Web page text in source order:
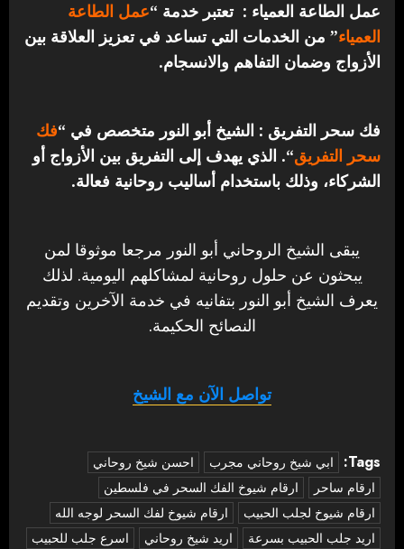
عمل الطاعة العمياء : تعتبر خدمة “عمل الطاعة
العمياء” من الخدمات التي تساعد في تعزيز العلاقة بين
الأزواج وضمان التفاهم والانسجام.
فك سحر التفريق : الشيخ أبو النور متخصص في “فك
سحر التفريق“. الذي يهدف إلى التفريق بين الأزواج أو
الشركاء، وذلك باستخدام أساليب روحانية فعالة.
يبقى الشيخ الروحاني أبو النور مرجعا موثوقا لمن
يبحثون عن حلول روحانية لمشاكلهم اليومية. لذلك
يعرف الشيخ أبو النور بتفانيه في خدمة الآخرين وتقديم
النصائح الحكيمة.
تواصل الآن مع الشيخ
Tags: ‏ابي شيخ روحاني مجرب
احسن شيخ روحاني
ارقام ساحر
ارقام شيوخ الفك السحر في فلسطين
ارقام شيوخ لجلب الحبيب
ارقام شيوخ لفك السحر لوجه الله
اريد جلب الحبيب بسرعة
اريد شيخ روحاني
اسرع جلب للحبيب